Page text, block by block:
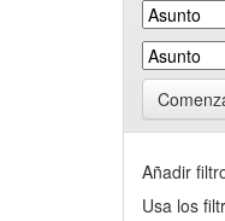
Añadir
Usa los